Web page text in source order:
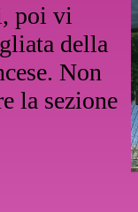
poi vi
della
Non
la sezione